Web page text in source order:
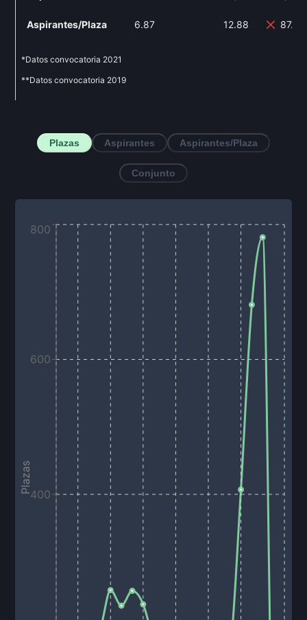
Aspirantes/Plaza 6.87 12.88
*Datos convocatoria 2021
**Datos convocatoria 2019
Plazas Aspirantes Aspirantes/Plaza
Conjunto
400
600
800
Plazas